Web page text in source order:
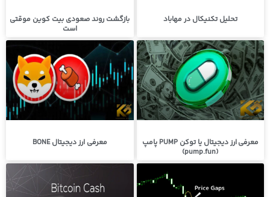
تحلیل تکنیکال در مهاباد
بازگشت روند صعودی بیت کوین موقتی
است
معرفی ارز دیجیتال یا توکن PUMP پامپ
(pump.fun)
معرفی ارز دیجیتال BONE